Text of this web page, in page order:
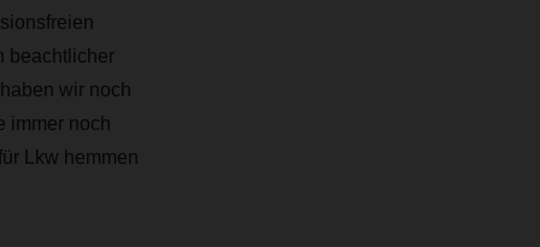
beachtlicher
wir noch
immer noch
Lkw hemmen